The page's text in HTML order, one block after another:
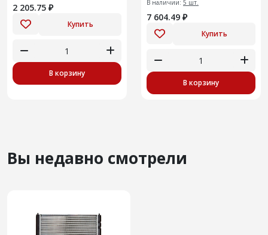
2 205.75 ₽
Купить
В корзину
В наличии: 5 шт.
7 604.49 ₽
Купить
В корзину
Вы недавно смотрели